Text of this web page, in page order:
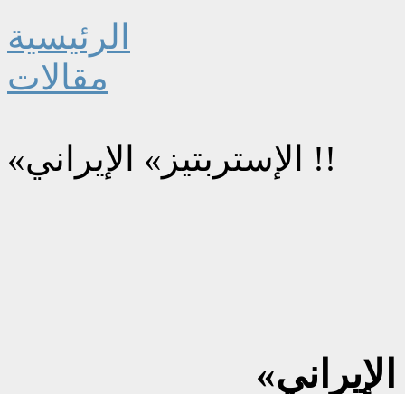
الرئيسية
مقالات
«الإستربتيز» الإيراني !!